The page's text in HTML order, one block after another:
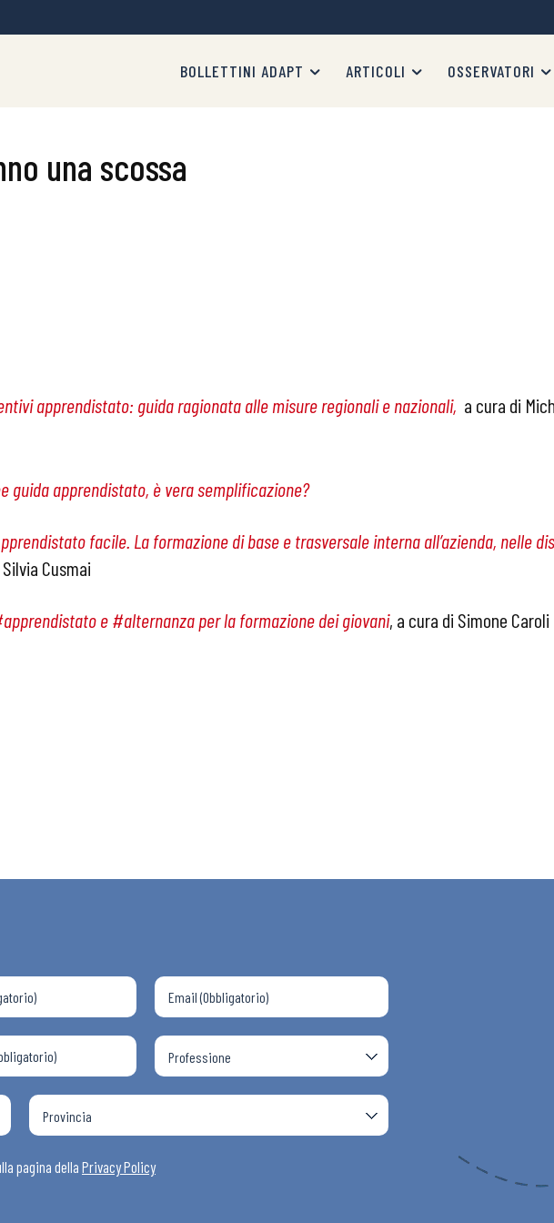
BOLLETTINI ADAPT ARTICOLI OSSERVATORI
una scossa
apprendistato: guida ragionata alle misure regionali e nazionali, a cura di
guida apprendistato, è vera semplificazione?
facile. La formazione di base e trasversale interna all’azienda, nelle
Cusmai
e #alternanza per la formazione dei giovani, a cura di Simone Caroli
pagina della Privacy Policy